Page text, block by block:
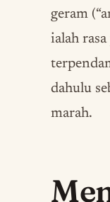
geram
ialah
dahulu
marah.